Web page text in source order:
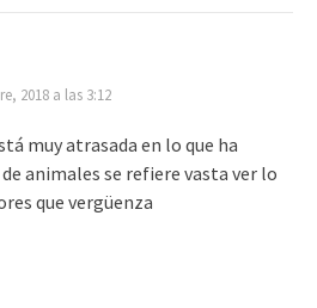
2018 a las 3:12
muy atrasada en lo que ha
animales se refiere vasta ver lo
que vergüenza